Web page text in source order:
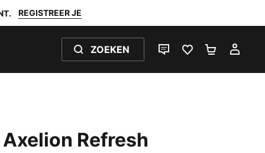
REGISTREER JE
ZOEKEN
LIVE CHATFAVORIETEN 0
Axelion Refresh